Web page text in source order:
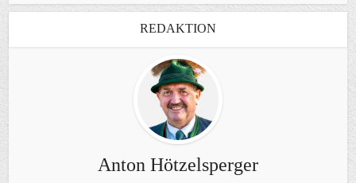
REDAKTION
Anton Hötzelsperger